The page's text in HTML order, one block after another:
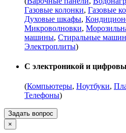
Газовые колонки, Газовые
Духовые шкафы,
Микроволновки,
машины, Стиральные
Электроплиты)
С электроникой и
(Компьютеры, Ноутбуки,
Телефоны)
Задать вопрос
×